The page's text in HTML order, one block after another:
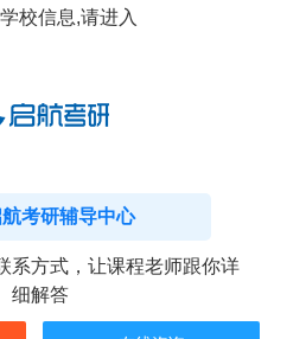
校信息,请进入
考研辅导中心
系方式，让课程老师跟你详
细解答